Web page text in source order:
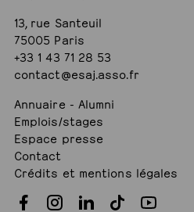
13, rue Santeuil
75005 Paris
+33 1 43 71 28 53
contact@esaj.asso.fr
Annuaire - Alumni
Emplois/stages
Espace presse
Contact
Crédits et mentions légales